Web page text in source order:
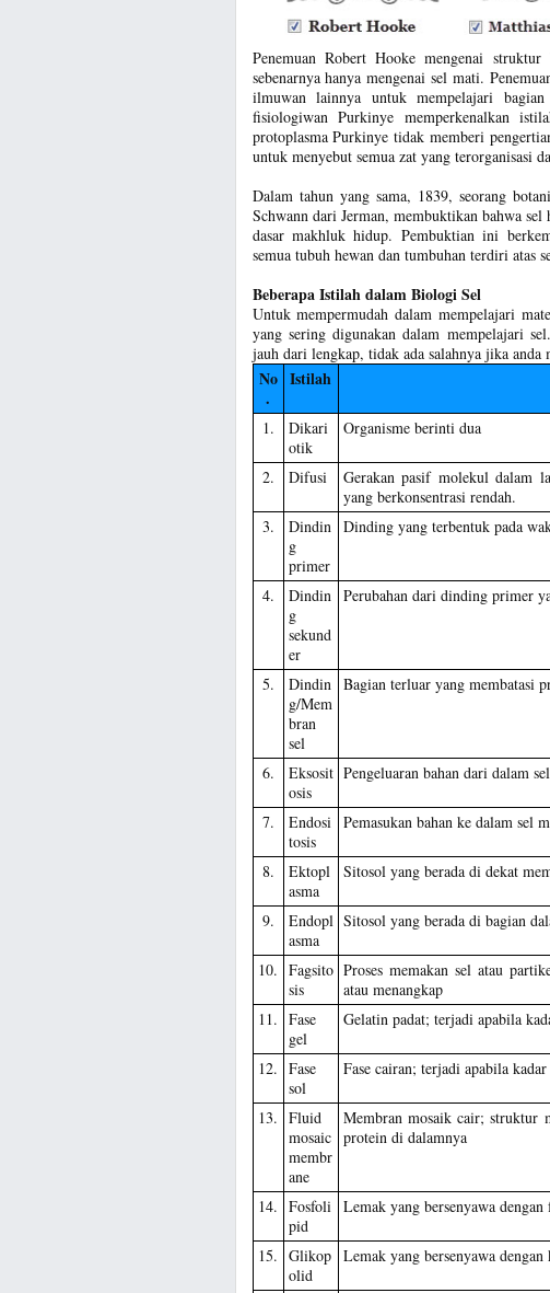
Penemuan Robert Hooke mengenai
sebenarnya hanya mengenai sel mati.
ilmuwan lainnya untuk mempelajari
fisiologiwan Purkinye memperkenalkan
protoplasma Purkinye tidak memberi
untuk menyebut semua zat yang terorganisasi
Dalam tahun yang sama, 1839, seorang
Schwann dari Jerman, membuktikan bahwa
dasar makhluk hidup. Pembuktian ini
semua tubuh hewan dan tumbuhan terdiri atas
Beberapa Istilah dalam Biologi Sel
Untuk mempermudah dalam mempelajari
yang sering digunakan dalam mempelajari
jauh dari lengkap, tidak ada salahnya jika anda
No
.
Istilah
1.
Dikari
otik
Organisme berinti dua
2. Difusi
Gerakan pasif molekul dalam
yang berkonsentrasi rendah.
3.
Dindin
g
primer
Dinding yang terbentuk pada
4.
Dindin
g
sekund
er
Perubahan dari dinding primer
5.
Dindin
g/Mem
bran
sel
Bagian terluar yang membatasi
6.
Eksosit
osis
Pengeluaran bahan dari dalam
7.
Endosi
tosis
Pemasukan bahan ke dalam sel
8.
Ektopl
asma
Sitosol yang berada di dekat
9.
Endopl
asma
Sitosol yang berada di bagian
10. Fagsito
sis
Proses memakan sel atau
atau menangkap
11. Fase
gel
Gelatin padat; terjadi apabila
12. Fase
sol
Fase cairan; terjadi apabila
13. Fluid
mosaic
membr
ane
Membran mosaik cair; struktur
protein di dalamnya
14. Fosfoli
pid
Lemak yang bersenyawa dengan
15. Glikop
olid
Lemak yang bersenyawa